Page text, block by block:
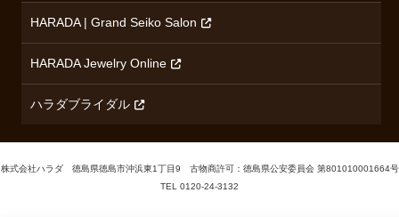
HARADA | Grand Seiko Salon
HARADA Jewelry Online
ハラダブライダル
株式会社ハラダ 徳島県徳島市沖浜東1丁目9 古物商許可：徳島県公安委員会 第801010001664号
TEL 0120-24-3132